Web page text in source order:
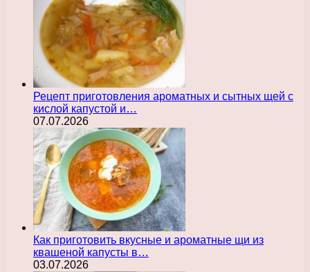
Рецепт приготовления ароматных и сытных щей с
кислой капустой и…
07.07.2026
Как приготовить вкусные и ароматные щи из
квашеной капусты в…
03.07.2026